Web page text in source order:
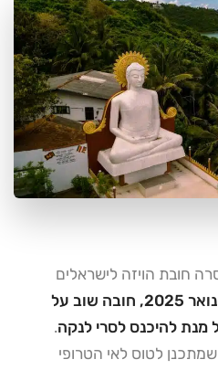
חובת הויזה לישראלים
החל מינואר 2025, חובה שוב על
מנת להיכנס לסרי לנקה.
לטוס לאי הטרופי